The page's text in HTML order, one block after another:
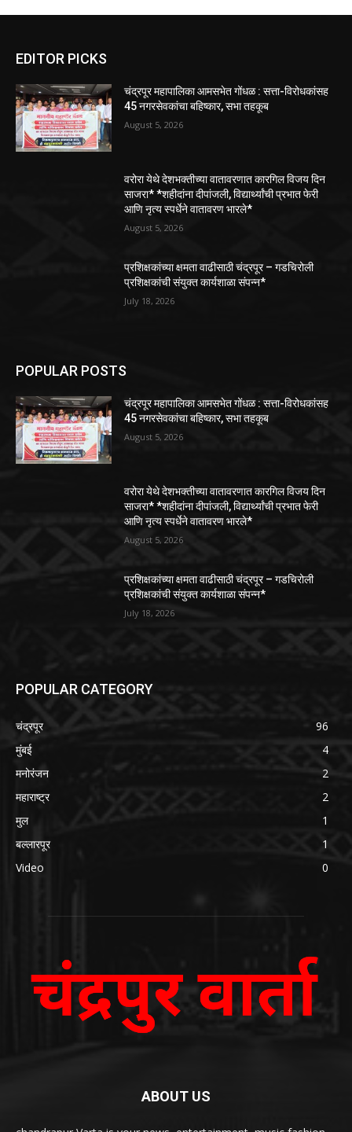
EDITOR PICKS
चंद्रपूर महापालिका आमसभेत गोंधळ : सत्ता-विरोधकांसह
45 नगरसेवकांचा बहिष्कार, सभा तहकूब
August 5, 2026
वरोरा येथे देशभक्तीच्या वातावरणात कारगिल विजय दिन
साजरा* *शहीदांना दीपांजली, विद्यार्थ्यांची प्रभात फेरी
आणि नृत्य स्पर्धेने वातावरण भारले*
August 5, 2026
प्रशिक्षकांच्या क्षमता वाढीसाठी चंद्रपूर – गडचिरोली
प्रशिक्षकांची संयुक्त कार्यशाळा संपन्न*
July 18, 2026
POPULAR POSTS
चंद्रपूर महापालिका आमसभेत गोंधळ : सत्ता-विरोधकांसह
45 नगरसेवकांचा बहिष्कार, सभा तहकूब
August 5, 2026
वरोरा येथे देशभक्तीच्या वातावरणात कारगिल विजय दिन
साजरा* *शहीदांना दीपांजली, विद्यार्थ्यांची प्रभात फेरी
आणि नृत्य स्पर्धेने वातावरण भारले*
August 5, 2026
प्रशिक्षकांच्या क्षमता वाढीसाठी चंद्रपूर – गडचिरोली
प्रशिक्षकांची संयुक्त कार्यशाळा संपन्न*
July 18, 2026
POPULAR CATEGORY
चंद्रपूर
96
मुंबई
4
मनोरंजन
2
महाराष्ट्र
2
मुल
1
बल्लारपूर
1
Video
0
ABOUT US